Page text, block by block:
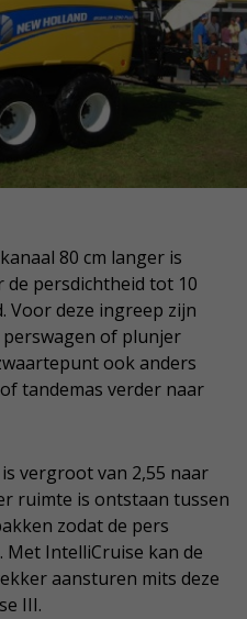
80 cm langer is
persdichtheid tot 10
Voor deze ingreep zijn
of plunjer
ook anders
tandemas verder naar
vergroot van 2,55 naar
ruimte is ontstaan tussen
zodat de pers
IntelliCruise kan de
aansturen mits deze
III.